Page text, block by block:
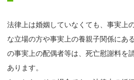
法律上は婚姻していなくても、事実上
な立場の方や事実上の養親子関係にあ
の事実上の配偶者等は、死亡慰謝料を
あります。